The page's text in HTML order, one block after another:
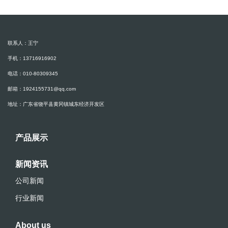
联系人：王宁
手机：13716916902
电话：010-80309345
邮箱：1924155731@qq.com
地址：广东省饶平县黄冈镇城东经济开发区
产品展示
新闻资讯
公司新闻
行业新闻
About us